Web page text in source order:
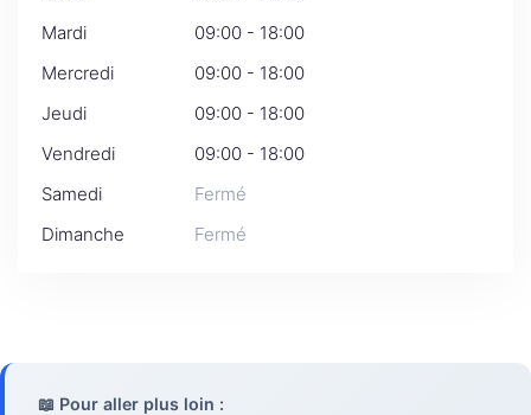
Mardi
09:00 - 18:00
Mercredi
09:00 - 18:00
Jeudi
09:00 - 18:00
Vendredi
09:00 - 18:00
Samedi
Fermé
Dimanche
Fermé
📖 Pour aller plus loin :